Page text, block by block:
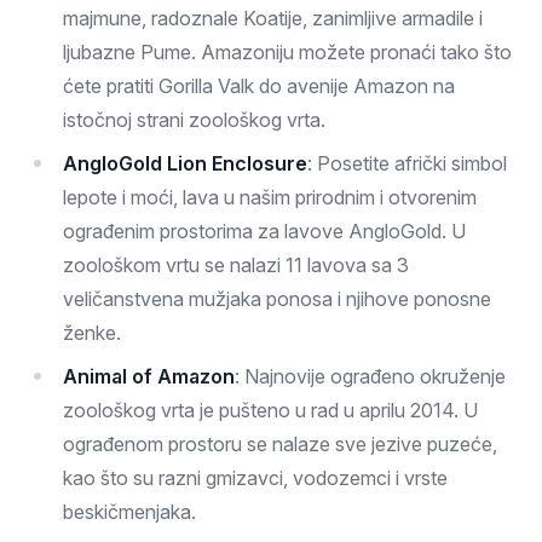
majmune, radoznale Koatije, zanimljive armadile i
ljubazne Pume. Amazoniju možete pronaći tako što
ćete pratiti Gorilla Valk do avenije Amazon na
istočnoj strani zoološkog vrta.
AngloGold Lion Enclosure: Posetite afrički simbol
lepote i moći, lava u našim prirodnim i otvorenim
ograđenim prostorima za lavove AngloGold. U
zoološkom vrtu se nalazi 11 lavova sa 3
veličanstvena mužjaka ponosa i njihove ponosne
ženke.
Animal of Amazon: Najnovije ograđeno okruženje
zoološkog vrta je pušteno u rad u aprilu 2014. U
ograđenom prostoru se nalaze sve jezive puzeće,
kao što su razni gmizavci, vodozemci i vrste
beskičmenjaka.